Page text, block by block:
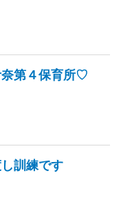
奈第４保育所♡
訓練です